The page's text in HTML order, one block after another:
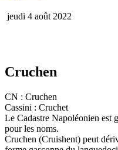
jeudi 4 août 2022
Cruchen
CN : Cruchen
Cassini : Cruchet
Le Cadastre Napoléonien est
pour les noms.
Cruchen (Cruishent) peut